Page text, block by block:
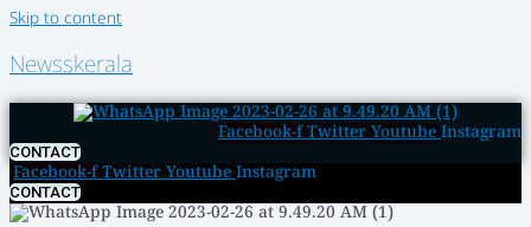
Skip to content
Newsskerala
Facebook-f Twitter Youtube Instagram
CONTACT
Facebook-f Twitter Youtube Instagram
CONTACT